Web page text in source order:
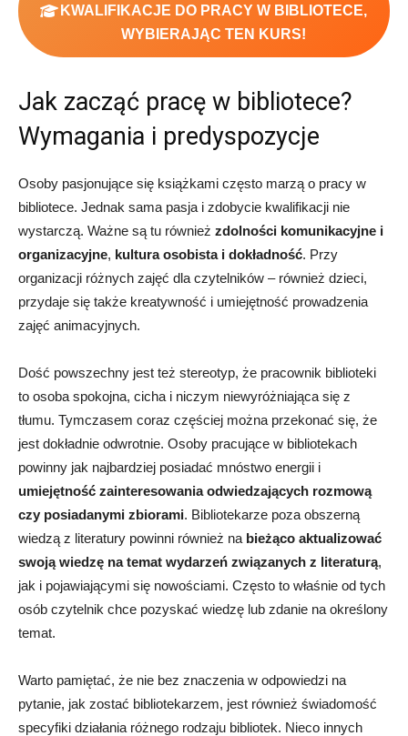
KWALIFIKACJE DO PRACY W BIBLIOTECE,
WYBIERAJĄC TEN KURS!
Jak zacząć pracę w bibliotece?
Wymagania i predyspozycje
Osoby pasjonujące się książkami często marzą o pracy w
bibliotece. Jednak sama pasja i zdobycie kwalifikacji nie
wystarczą. Ważne są tu również zdolności komunikacyjne i
organizacyjne, kultura osobista i dokładność. Przy
organizacji różnych zajęć dla czytelników – również dzieci,
przydaje się także kreatywność i umiejętność prowadzenia
zajęć animacyjnych.
Dość powszechny jest też stereotyp, że pracownik biblioteki
to osoba spokojna, cicha i niczym niewyróżniająca się z
tłumu. Tymczasem coraz częściej można przekonać się, że
jest dokładnie odwrotnie. Osoby pracujące w bibliotekach
powinny jak najbardziej posiadać mnóstwo energii i
umiejętność zainteresowania odwiedzających rozmową
czy posiadanymi zbiorami. Bibliotekarze poza obszerną
wiedzą z literatury powinni również na bieżąco aktualizować
swoją wiedzę na temat wydarzeń związanych z literaturą,
jak i pojawiającymi się nowościami. Często to właśnie od tych
osób czytelnik chce pozyskać wiedzę lub zdanie na określony
temat.
Warto pamiętać, że nie bez znaczenia w odpowiedzi na
pytanie, jak zostać bibliotekarzem, jest również świadomość
specyfiki działania różnego rodzaju bibliotek. Nieco innych